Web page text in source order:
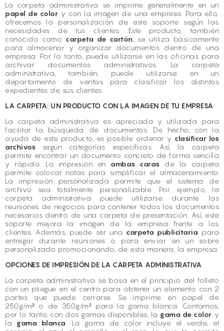
La carpeta administrativa se imprime generalmente en un
papel de color y con la imagen de una empresa. Para ello,
ofrecemos la personalización de este soporte según las
necesidades de tus clientes. Este producto, también
conocido como carpeta de cartón , se utiliza básicamente
para almacenar y organizar documentos dentro de una
empresa. Por lo tanto, puede utilizarse en las oficinas para
archivar documentos administrativos . La carpeta
administrativa, también, puede utilizarse en un
departamento de ventas para clasificar los distintos
expedientes de sus clientes.
LA CARPETA: UN PRODUCTO CON LA IMAGEN DE TU EMPRESA
La carpeta administrativa es apreciada y utilizada para
facilitar la búsqueda de documentos. De hecho, con la
ayuda de este producto, es posible ordenar y clasificar los
archivos según categorías específicas. Así, la carpeta
permite encontrar un documento concreto de forma sencilla
y rápida. La impresión en ambas caras de la carpeta
permite colocar notas para simplificar el almacenamiento.
La impresión personalizada permite que el sistema de
archivo sea totalmente personalizable. Por ejemplo, la
carpeta administrativa puede utilizarse durante las
reuniones de negocios para contener todos los documentos
necesarios dentro de una carpeta de presentación. Así, este
soporte mejora la imagen de la empresa frente a los
clientes. Además, puede ser una carpeta publicitaria para
entregar durante reuniones o para enviar en un sobre
personalizado promocionando, de esta manera, la empresa.
OPCIONES DE IMPRESIÓN DE LA CARPETA ADMINISTRATIVA
La carpeta administrativa se basa en el principio del folleto
con un pliegue en el centro para obtener un elemento con 2
partes que puede cerrarse. Se imprime en papel de
250g/m² o de 350g/m² para la gama blanca. Contamos,
por lo tanto, con dos gamas disponibles, la gama de color y
la gama blanca . La gama de color incluye el verde, el